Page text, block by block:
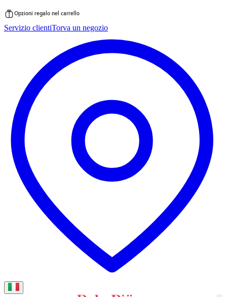
al
Opzioni regalo nel carrello
Servizio clientiTorva un negozio